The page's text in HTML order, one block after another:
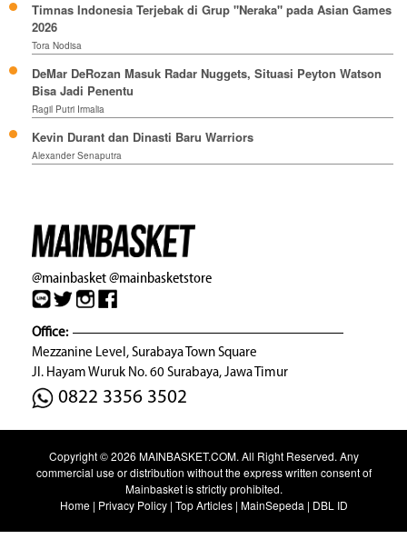
Timnas Indonesia Terjebak di Grup "Neraka" pada Asian Games
2026
Tora Nodisa
DeMar DeRozan Masuk Radar Nuggets, Situasi Peyton Watson
Bisa Jadi Penentu
Ragil Putri Irmalia
Kevin Durant dan Dinasti Baru Warriors
Alexander Senaputra
@mainbasket@mainbasketstore
Office:
Mezzanine Level, Surabaya Town Square
Jl. Hayam Wuruk No. 60 Surabaya, Jawa Timur
0822 3356 3502
Copyright © 2026 MAINBASKET.COM. All Right Reserved. Any
commercial use or distribution without the express written consent of
Mainbasket is strictly prohibited.
Home| Privacy Policy| Top Articles| MainSepeda | DBL ID